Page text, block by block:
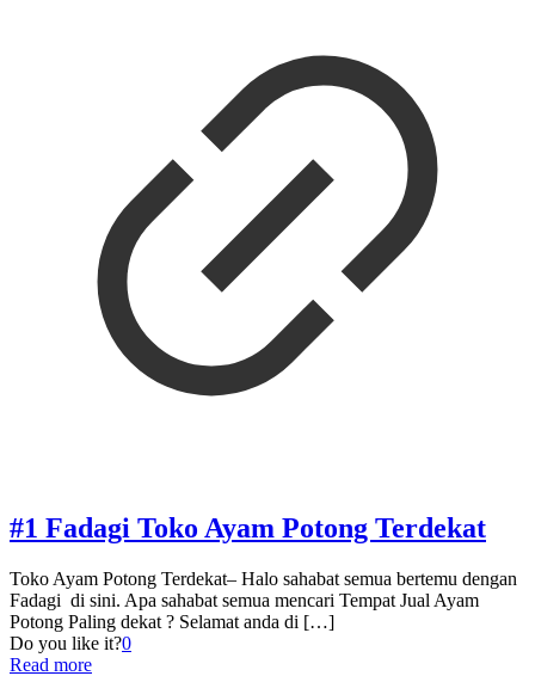
#1 Fadagi Toko Ayam Potong Terdekat
Toko Ayam Potong Terdekat– Halo sahabat semua bertemu dengan
Fadagi di sini. Apa sahabat semua mencari Tempat Jual Ayam
Potong Paling dekat ? Selamat anda di […]
Do you like it?0
Read more